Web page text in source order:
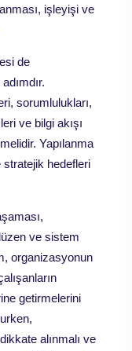
işleyişi ve
de
sorumlulukları,
ve bilgi akışı
Yapılanma
hedefleri
ve sistem
organizasyonun
getirmelerini
alınmalı ve